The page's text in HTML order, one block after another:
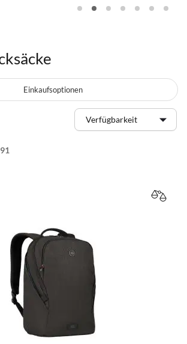
91
Einkaufsoptionen